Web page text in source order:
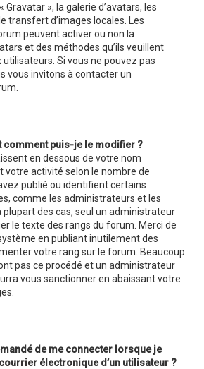
Gravatar », la galerie d’avatars, les
transfert d’images locales. Les
peuvent activer ou non la
et des méthodes qu’ils veuillent
Si vous ne pouvez pas
vous invitons à contacter un
comment puis-je le modifier ?
en dessous de votre nom
votre activité selon le nombre de
publié ou identifient certains
comme les administrateurs et les
plupart des cas, seul un administrateur
le texte des rangs du forum. Merci de
en publiant inutilement des
votre rang sur le forum. Beaucoup
pas ce procédé et un administrateur
vous sanctionner en abaissant votre
de me connecter lorsque je
électronique d’un utilisateur ?